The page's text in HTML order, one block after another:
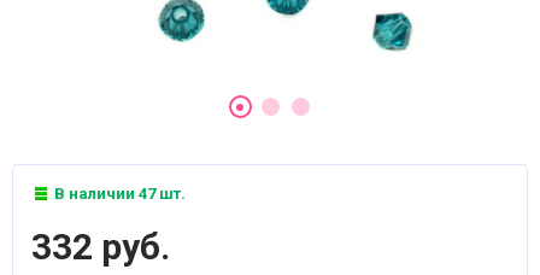
В наличии 47 шт.
332 руб.